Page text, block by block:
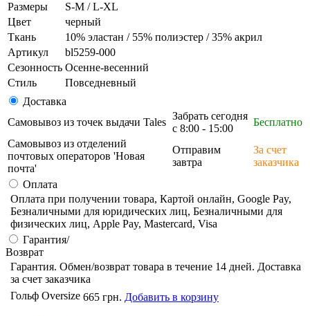
Размеры
S-M / L-XL
Цвет
черный
Ткань
10% эластан / 55% полиэстер / 35% акрил
Артикул
bl5259-000
Сезонность Осенне-весенний
Стиль
Повседневный
Доставка
Самовывоз из точек выдачи Tales
Забрать сегодня
с 8:00 - 15:00
Бесплатно
Самовывоз из отделений
почтовых операторов 'Новая
почта'
Отправим
завтра
За счет
заказчика
Оплата
Оплата при получении товара, Картой онлайн, Google Pay,
Безналичными для юридических лиц, Безналичными для
физических лиц, Apple Pay, Mastercard, Visa
Гарантия/
Возврат
Гарантия. Обмен/возврат товара в течение 14 дней. Доставка
за счет заказчика
Гольф Oversize 665 грн. Добавить в корзину